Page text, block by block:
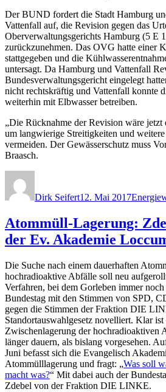
Der BUND fordert die Stadt Hamburg
Vattenfall auf, die Revision gegen das
Oberverwaltungsgerichts Hamburg (5 E
zurückzunehmen. Das OVG hatte einer
stattgegeben und die
untersagt. Da Hamburg und Vattenfall
Bundesverwaltungsgericht eingelegt
nicht rechtskräftig und Vattenfall konnte
weiterhin mit Elbwasser betreiben.
„Die Rücknahme der Revision wäre jetzt
um langwierige Streitigkeiten und
vermeiden. Der Gewässerschutz muss
Braasch.
Dirk Seifert12. Mai 2017
Atommüll-Lagerung:
der Ev. Akademie
Die Suche nach einem dauerhaften
hochradioaktive Abfälle soll neu
Verfahren, bei dem Gorleben immer
Bundestag mit den Stimmen von SPD,
gegen die Stimmen der Fraktion DIE
Standortauswahlgesetz novelliert. Klar
Zwischenlagerung der hochradioaktiven
länger dauern, als bislang vorgesehen.
Juni befasst sich die Evangelisch
Atommülllagerung und fragt: „Was soll
macht was?“ Mit dabei auch der
Zdebel von der Fraktion DIE LINKE.